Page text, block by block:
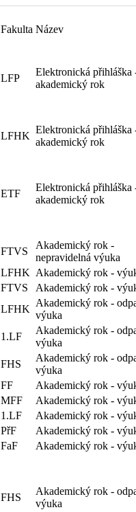
Fakulta Název
LFP
Elektronická přihláška
akademický rok
LFHK
Elektronická přihláška
akademický rok
ETF
Elektronická přihláška
akademický rok
FTVS
Akademický rok -
nepravidelná výuka
LFHK Akademický rok -
FTVS
Akademický rok -
LFHK
Akademický rok -
výuka
1.LF
Akademický rok -
výuka
FHS
Akademický rok -
výuka
FF
Akademický rok -
MFF
Akademický rok -
1.LF
Akademický rok -
PřF
Akademický rok -
FaF Akademický rok -
FHS
Akademický rok -
výuka